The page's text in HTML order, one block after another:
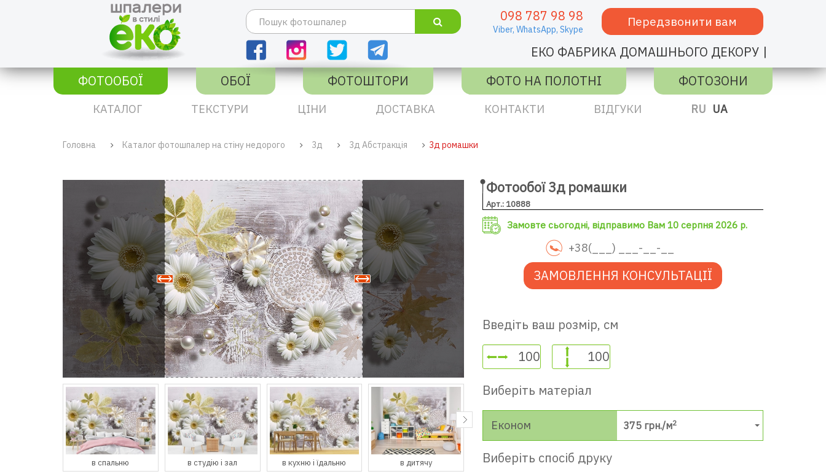
098 787 98 98
Viber, WhatsApp, Skype
Передзвонити вам
ЕКО ФАБРИКА ДОМАШНЬОГО ДЕКОРУ |
ФОТООБОЇ
ОБОЇ ФОТОШТОРИ ФОТО НА ПОЛОТНІ ФОТОЗОНИ
КАТАЛОГ ТЕКСТУРИ ЦІНИ ДОСТАВКА КОНТАКТИ ВІДГУКИ RU UA
Головна Каталог фотошпалер на стіну недорого 3д 3д Абстракція 3д ромашки
в спальню в студію і зал в кухню і їдальню в дитячу в гостьову в передпокій
Фотообої 3д ромашки
Арт.: 10888
Замовте сьогодні, відправимо Вам 10 серпня 2026 р.
ЗАМОВЛЕННЯ КОНСУЛЬТАЦІЇ
Введіть ваш розмір, см
Виберіть матеріал
Економ 375 грн./м2
Виберіть спосіб друку